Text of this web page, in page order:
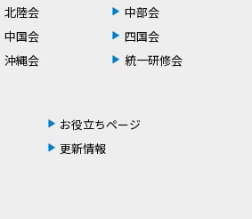
北陸会
中部会
中国会
四国会
沖縄会 統一研修会
お役立ちページ
更新情報